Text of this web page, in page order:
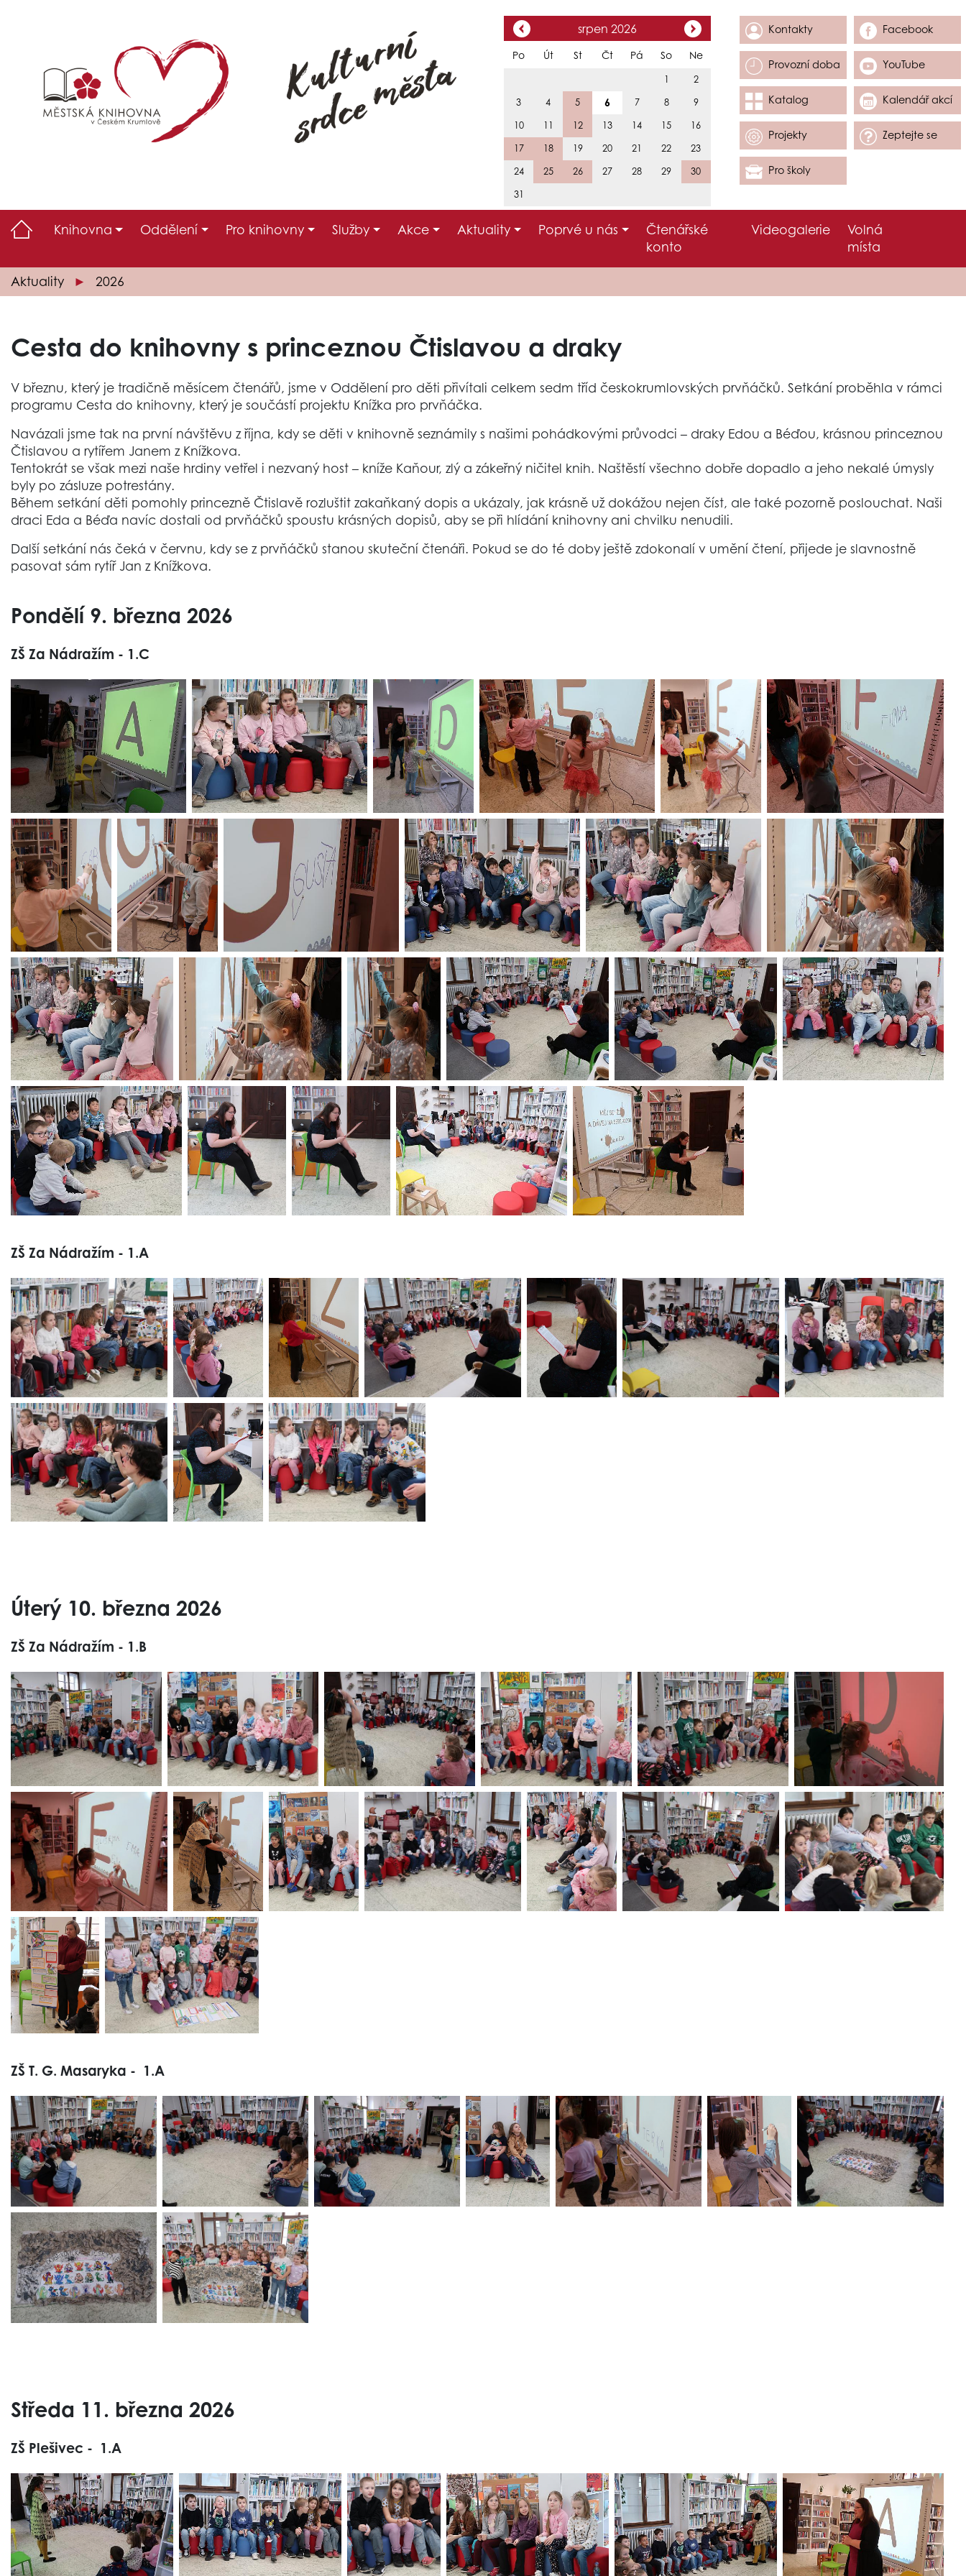
srpen 2026
Po Út St Čt Pá So Ne
1 2
3 4 5 6 7 8 9
10 11 12 13 14 15 16
17 18 19 20 21 22 23
24 25 26 27 28 29 30
31
Kontakty Facebook
Provozní doba YouTube
Katalog Kalendář akcí
Projekty Zeptejte se
Pro školy
Knihovna Oddělení Pro knihovny Služby Akce Aktuality Poprvé u nás
Čtenářské
konto
Videogalerie
Volná
místa
Aktuality 2026
Cesta do knihovny s princeznou Čtislavou a draky
V březnu, který je tradičně měsícem čtenářů, jsme v Oddělení pro děti přivítali celkem sedm tříd českokrumlovských prvňáčků. Setkání proběhla v rámci
programu Cesta do knihovny, který je součástí projektu Knížka pro prvňáčka.
Navázali jsme tak na první návštěvu z října, kdy se děti v knihovně seznámily s našimi pohádkovými průvodci – draky Edou a Béďou, krásnou princeznou
Čtislavou a rytířem Janem z Knížkova.
Tentokrát se však mezi naše hrdiny vetřel i nezvaný host – kníže Kaňour, zlý a zákeřný ničitel knih. Naštěstí všechno dobře dopadlo a jeho nekalé úmysly
byly po zásluze potrestány.
Během setkání děti pomohly princezně Čtislavě rozluštit zakaňkaný dopis a ukázaly, jak krásně už dokážou nejen číst, ale také pozorně poslouchat. Naši
draci Eda a Béďa navíc dostali od prvňáčků spoustu krásných dopisů, aby se při hlídání knihovny ani chvilku nenudili.
Další setkání nás čeká v červnu, kdy se z prvňáčků stanou skuteční čtenáři. Pokud se do té doby ještě zdokonalí v umění čtení, přijede je slavnostně
pasovat sám rytíř Jan z Knížkova.
Pondělí 9. března 2026
ZŠ Za Nádražím - 1.C
ZŠ Za Nádražím - 1.A
Úterý 10. března 2026
ZŠ Za Nádražím - 1.B
ZŠ T. G. Masaryka - 1.A
Středa 11. března 2026
ZŠ Plešivec - 1.A